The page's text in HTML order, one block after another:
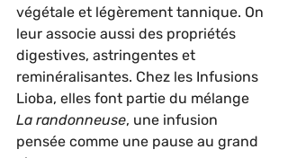
végétale et légèrement tannique. On
leur associe aussi des propriétés
digestives, astringentes et
reminéralisantes. Chez les Infusions
Lioba, elles font partie du mélange
La randonneuse, une infusion
pensée comme une pause au grand